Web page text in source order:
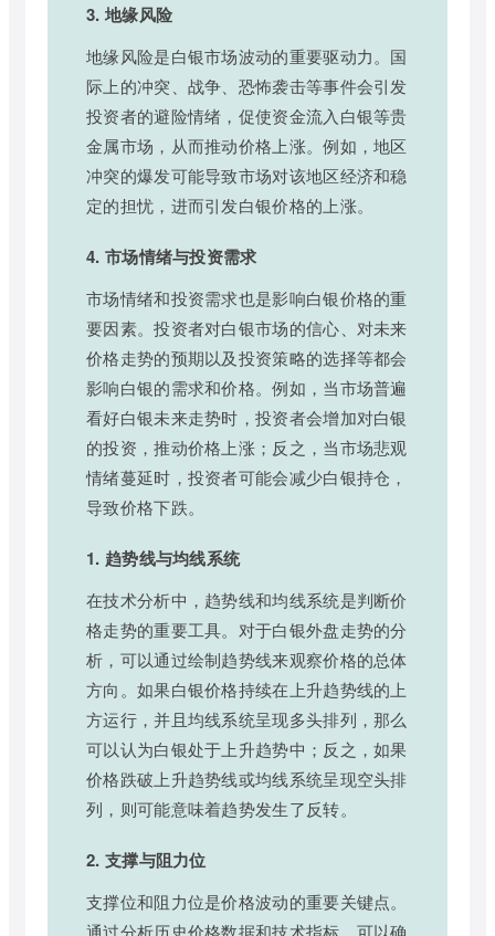
3. 地缘风险
地缘风险是白银市场波动的重要驱动力。国
际上的冲突、战争、恐怖袭击等事件会引发
投资者的避险情绪，促使资金流入白银等贵
金属市场，从而推动价格上涨。例如，地区
冲突的爆发可能导致市场对该地区经济和稳
定的担忧，进而引发白银价格的上涨。
4. 市场情绪与投资需求
市场情绪和投资需求也是影响白银价格的重
要因素。投资者对白银市场的信心、对未来
价格走势的预期以及投资策略的选择等都会
影响白银的需求和价格。例如，当市场普遍
看好白银未来走势时，投资者会增加对白银
的投资，推动价格上涨；反之，当市场悲观
情绪蔓延时，投资者可能会减少白银持仓，
导致价格下跌。
1. 趋势线与均线系统
在技术分析中，趋势线和均线系统是判断价
格走势的重要工具。对于白银外盘走势的分
析，可以通过绘制趋势线来观察价格的总体
方向。如果白银价格持续在上升趋势线的上
方运行，并且均线系统呈现多头排列，那么
可以认为白银处于上升趋势中；反之，如果
价格跌破上升趋势线或均线系统呈现空头排
列，则可能意味着趋势发生了反转。
2. 支撑与阻力位
支撑位和阻力位是价格波动的重要关键点。
通过分析历史价格数据和技术指标，可以确